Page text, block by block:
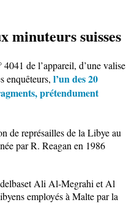
minuteurs suisses
4041 de l’appareil, d’une valise
enquêteurs, l’un des 20
prétendument
de représailles de la Libye au
par R. Reagan en 1986
Ali Al-Megrahi et Al
employés à Malte par la